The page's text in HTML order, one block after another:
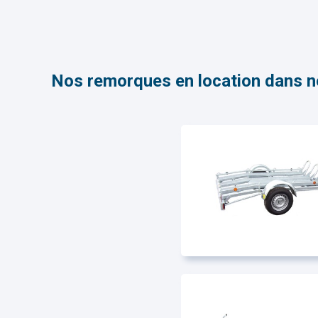
Nos remorques en location dans